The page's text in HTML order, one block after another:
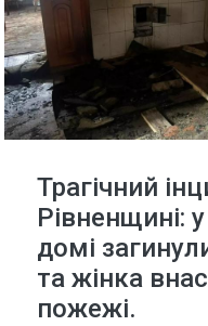
Трагічний
Рівненщині:
домі
та жінка
пожежі.